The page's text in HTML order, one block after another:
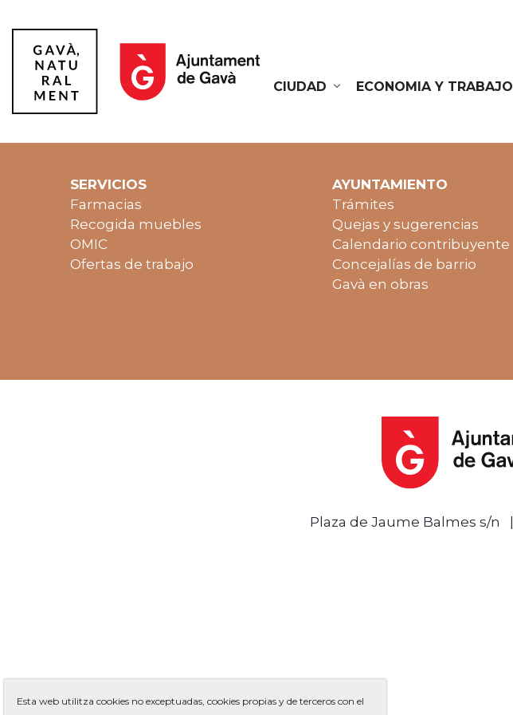
CIUDAD
ECONOMIA Y TRABAJO
SERVICIOS
Farmacias
Recogida muebles
OMIC
Ofertas de trabajo
AYUNTAMIENTO
Trámites
Quejas y sugerencias
Calendario contribuyente
Concejalías de barrio
Gavà en obras
Plaza de Jaume Balmes s/n |
Esta web utilitza cookies no exceptuadas, cookies propias y de terceros con el